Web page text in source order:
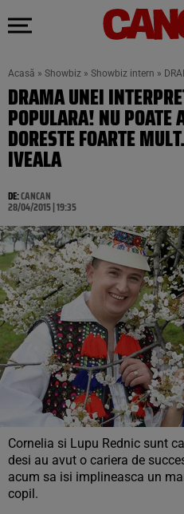
Acasă » Showbiz » Showbiz intern »
DRAMA UNEI
POPULARA! NU POATE
DORESTE FOARTE
IVEALA
DE:CANCAN
28/04/2015 | 19:35
Cornelia si Lupu Rednic sunt
desi au avut o cariera de
acum sa isi implineasca un
copil.